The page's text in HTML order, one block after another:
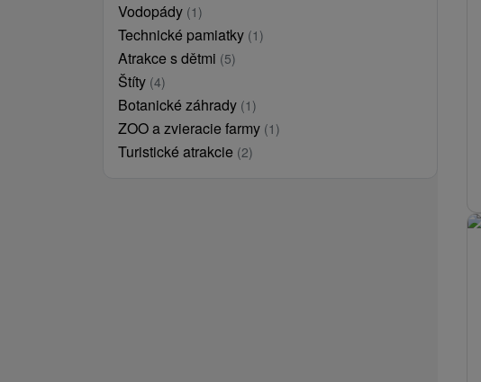
Vodopády (1)
Technické pamiatky (1)
Atrakce s dětmi (5)
Štíty (4)
Botanické záhrady (1)
ZOO a zvieracie farmy (1)
Turistické atrakcie (2)